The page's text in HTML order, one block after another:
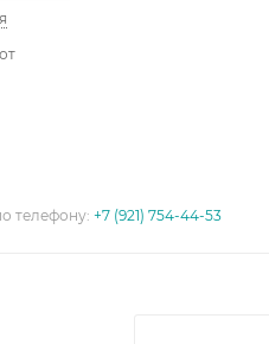
телефону:+7 (921) 754-44-53